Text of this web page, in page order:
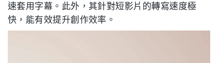
速套用字幕。此外，其針對短影片的轉寫速度極
快，能有效提升創作效率。